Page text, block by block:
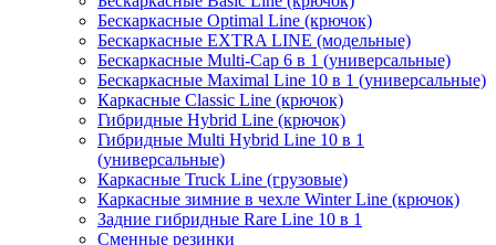
Бескаркасные Optimal Line (крючок)
Бескаркасные EXTRA LINE (модельные)
Бескаркасные Multi-Cap 6 в 1 (универсальные)
Бескаркасные Maximal Line 10 в 1 (универсальные)
Каркасные Classic Line (крючок)
Гибридные Hybrid Line (крючок)
Гибридные Multi Hybrid Line 10 в 1
(универсальные)
Каркасные Truck Line (грузовые)
Каркасные зимние в чехле Winter Line (крючок)
Задние гибридные Rare Line 10 в 1
Сменные резинки